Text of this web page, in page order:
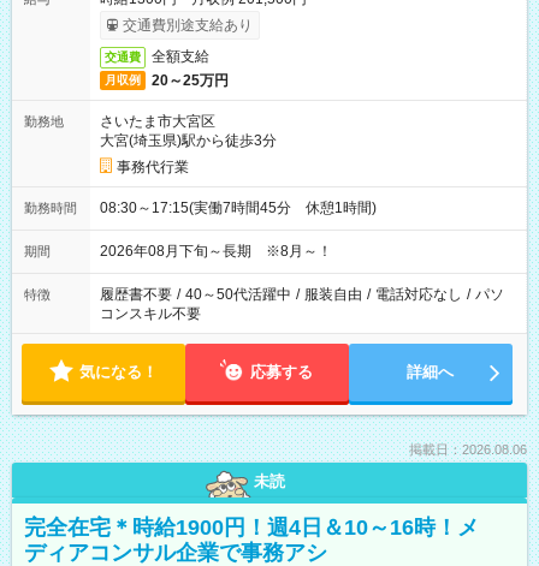
交通費別途支給あり
交通費 全額支給
月収例 20～25万円
勤務地
さいたま市大宮区
大宮(埼玉県)駅から徒歩3分
事務代行業
勤務時間 08:30～17:15(実働7時間45分 休憩1時間)
期間 2026年08月下旬～長期 ※8月～！
特徴 履歴書不要 / 40～50代活躍中 / 服装自由 / 電話対応なし / パソ
コンスキル不要
気になる！ 応募する 詳細へ
掲載日：2026.08.06
未読
完全在宅＊時給1900円！週4日＆10～16時！メ
ディアコンサル企業で事務アシ